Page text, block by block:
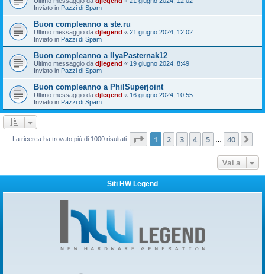
Inviato in Pazzi di Spam
Buon compleanno a ste.ru
Ultimo messaggio da djlegend « 21 giugno 2024, 12:02
Inviato in Pazzi di Spam
Buon compleanno a IlyaPasternak12
Ultimo messaggio da djlegend « 19 giugno 2024, 8:49
Inviato in Pazzi di Spam
Buon compleanno a PhilSuperjoint
Ultimo messaggio da djlegend « 16 giugno 2024, 10:55
Inviato in Pazzi di Spam
La ricerca ha trovato più di 1000 risultati Pagina di 40
1 2 3 4 5 40
Vai a
Siti HW Legend